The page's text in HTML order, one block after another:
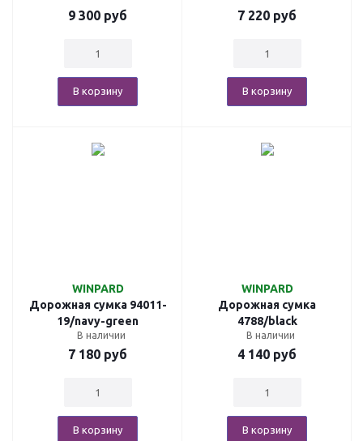
9 300 руб
В корзину
7 220 руб
В корзину
WINPARD
Дорожная сумка 94011-
19/navy-green
В наличии
7 180 руб
В корзину
WINPARD
Дорожная сумка
4788/black
В наличии
4 140 руб
В корзину